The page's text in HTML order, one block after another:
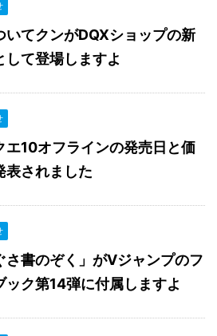
いてクンがDQXショップの新
して登場しますよ
エ10オフラインの発売日と価
表されました
さ書のぞく」がVジャンプのフ
ック第14弾に付属しますよ